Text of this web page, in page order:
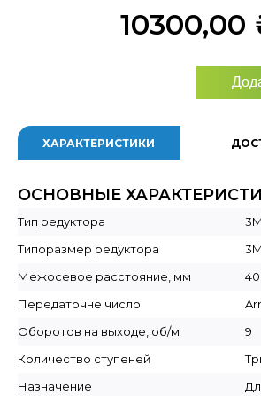
10300,00
ХАРАКТЕРИСТИКИ
ОСНОВНЫЕ
Тип редуктора
Типоразмер редуктора
Межосевое расстояние, мм
Передаточне число
Оборотов на выходе, об/м
9
Количество ступеней
Назначение